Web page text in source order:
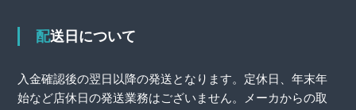
配送日について
入金確認後の翌日以降の発送となります。定休日、年末年
始など店休日の発送業務はございません。メーカからの取